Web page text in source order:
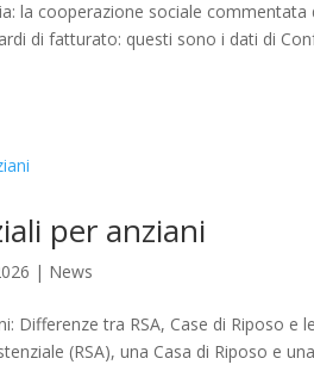
la cooperazione sociale
di fatturato: questi sono i dati di
per anziani
| News
Differenze tra RSA, Case di Riposo
(RSA), una Casa di Riposo e